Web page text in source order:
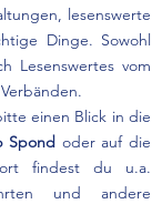
lesenswerte
Dinge. Sowohl
Lesenswertes vom
einen Blick in die
Spond oder auf die
findest du u.a.
und andere